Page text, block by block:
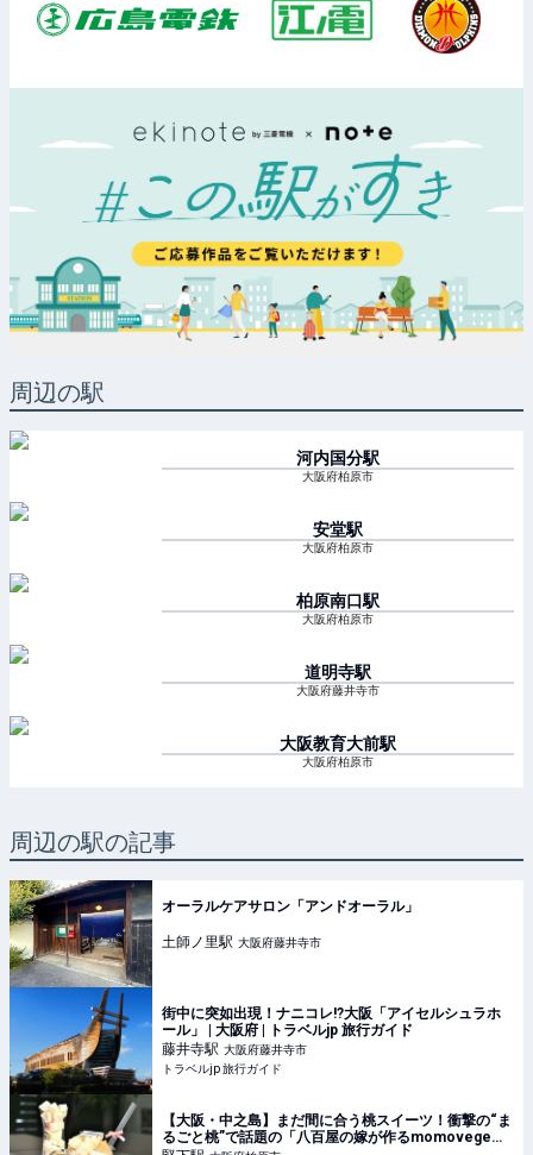
周辺の駅
河内国分駅
大阪府柏原市
安堂駅
大阪府柏原市
柏原南口駅
大阪府柏原市
道明寺駅
大阪府藤井寺市
大阪教育大前駅
大阪府柏原市
周辺の駅の記事
オーラルケアサロン「アンドオーラル」
土師ノ里駅 大阪府藤井寺市
街中に突如出現！ナニコレ!?大阪「アイセルシュラホ
ール」 | 大阪府 | トラベルjp 旅行ガイド
藤井寺駅 大阪府藤井寺市
トラベルjp 旅行ガイド
【大阪・中之島】まだ間に合う桃スイーツ！衝撃の“ま
るごと桃”で話題の「八百屋の嫁が作るmomovege」